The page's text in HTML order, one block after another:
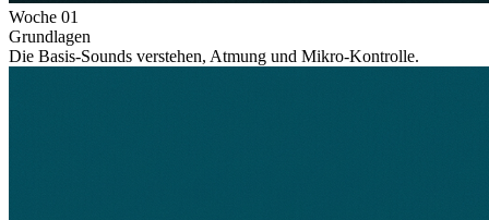
Woche 01
Grundlagen
Die Basis-Sounds verstehen, Atmung und Mikro-Kontrolle.